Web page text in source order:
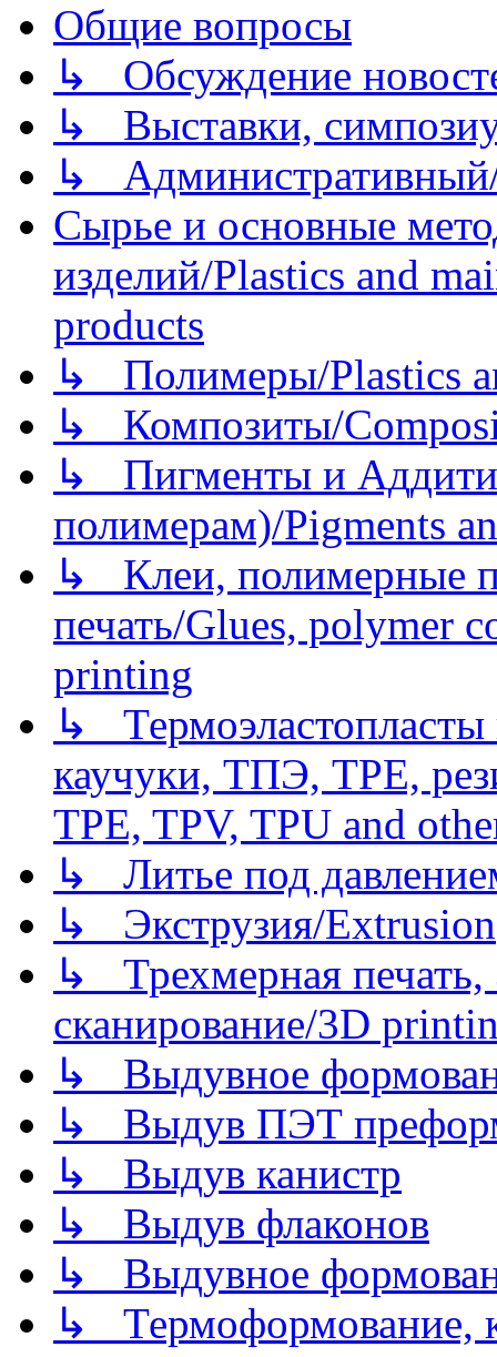
Общие вопросы
↳ Обсуждение
↳ Выставки,
↳
Сырье и основные
изделий/Plastics and
products
↳ Полимеры/Plastics
↳ Композиты/
↳ Пигменты и
полимерам)/Pigments
↳ Клеи, полимерные
печать/Glues, polymer
printing
↳
каучуки, ТПЭ, TPE,
TPE, TPV, TPU and
↳ Литье под
↳ Экструзия/Extrusion
↳ Трехмерная
сканирование/3D
↳ Выдувное
↳ Выдув ПЭТ
↳ Выдув канистр
↳ Выдув флаконов
↳ Выдувное
↳ Термоформование,